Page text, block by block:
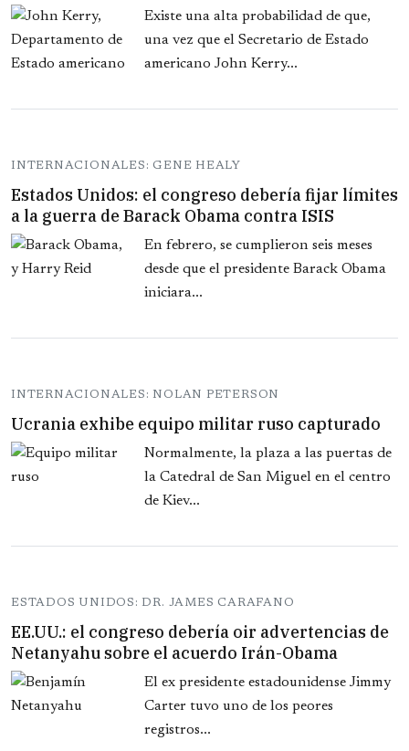
Existe una alta probabilidad de que,
una vez que el Secretario de Estado
americano John Kerry...
INTERNACIONALES: GENE HEALY
Estados Unidos: el congreso debería fijar límites
a la guerra de Barack Obama contra ISIS
En febrero, se cumplieron seis meses
desde que el presidente Barack Obama
iniciara...
INTERNACIONALES: NOLAN PETERSON
Ucrania exhibe equipo militar ruso capturado
Normalmente, la plaza a las puertas de
la Catedral de San Miguel en el centro
de Kiev...
ESTADOS UNIDOS: DR. JAMES CARAFANO
EE.UU.: el congreso debería oir advertencias de
Netanyahu sobre el acuerdo Irán-Obama
El ex presidente estadounidense Jimmy
Carter tuvo uno de los peores
registros...